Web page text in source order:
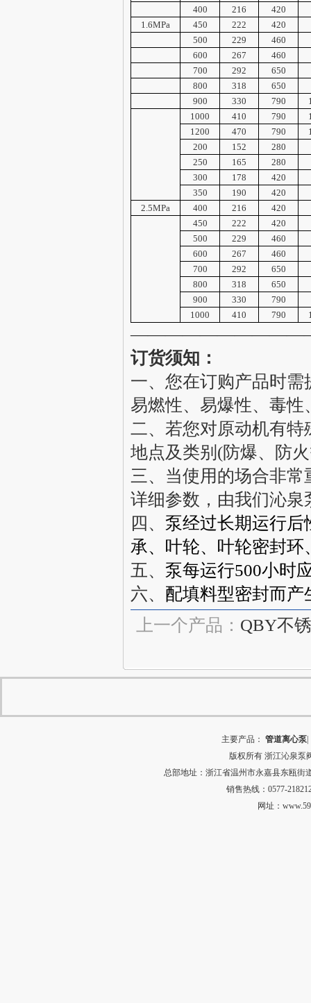
400
216 420
1.6MPa
450 222 420
500
229 460
600
267 460
700
292 650
800
318 650
900
330 790
1000
410 790
1200
470 790
200
152 280
250
165 280
300
178 420
350
190 420
2.5MPa
400 216 420
450
222 420
500
229 460
600
267 460
700
292 650
800
318 650
900
330 790
1000
410 790
订货须知：
一、您在订购产品时
易燃性、易爆性、毒
二、若您对原动机有
地点及类别(防爆、防
三、当使用的场合非
详细参数，由我们沁泉
四、 泵经过长期运行
承、叶轮、叶轮密封
五、 泵每运行500小时
六、 配填料型密封而产
上一个产品： QBY不
主要产品： 管道离心泵
版权所有 浙江沁泉泵
总部地址：浙江省温州市永嘉县东瓯街
销售热线：0577-
网址：